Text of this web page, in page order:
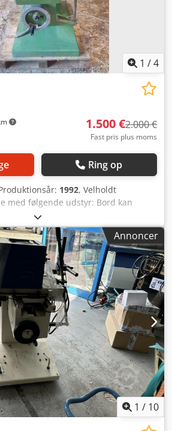
1 /4
1.500 €2.000 €
Fast pris plus moms
Ring op
1992, Velholdt
med følgende udstyr: Bord kan
midteranslag Dkedpszdcdlefx Af Aor
revolverboreplade til
16, 22, 25 og 32 mm. Annoncer
1 / 10